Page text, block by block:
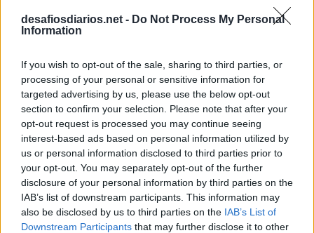
desafiosdiarios.net - Do Not Process My Personal
Information
If you wish to opt-out of the sale, sharing to third parties, or
processing of your personal or sensitive information for
targeted advertising by us, please use the below opt-out
section to confirm your selection. Please note that after your
opt-out request is processed you may continue seeing
interest-based ads based on personal information utilized by
us or personal information disclosed to third parties prior to
your opt-out. You may separately opt-out of the further
disclosure of your personal information by third parties on the
IAB’s list of downstream participants. This information may
also be disclosed by us to third parties on the IAB’s List of
Downstream Participants that may further disclose it to other
R C
A
E
N T E A D
A
D
A N T O
N
T
A C
O
E
R A S
Em frente a:
A
N T
E
Foi construída por Noé: